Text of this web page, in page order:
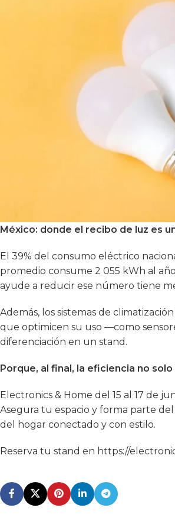
México: donde el recibo de luz es
El 39% del consumo eléctrico
promedio consume 2 055 kWh al
ayude a reducir ese número tiene
Además, los sistemas de
que optimicen su uso —como
diferenciación en un stand.
Porque, al final, la eficiencia no
Electronics & Home del 15 al 17 de
Asegura tu espacio y forma parte
del hogar conectado y con estilo.
Reserva tu stand en https://